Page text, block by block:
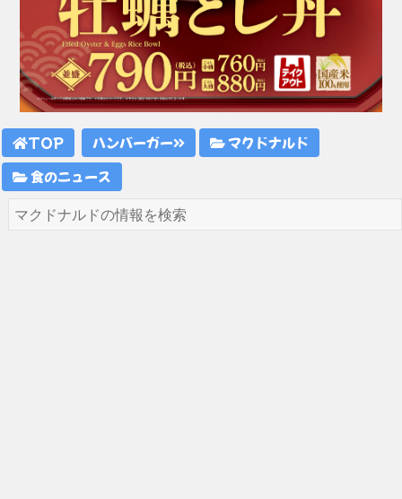
TOP ハンバーガー
マクドナルド
食のニュース